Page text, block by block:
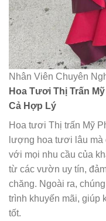
Nhân Viên Chuyên
Hoa Tươi Thị Trấn
Cả Hợp Lý
Hoa tươi Thị trấn Mỹ
lượng hoa tươi lâu
với mọi nhu cầu của
từ các vườn uy tín,
chăng. Ngoài ra,
trình khuyến mãi, giúp
tốt.